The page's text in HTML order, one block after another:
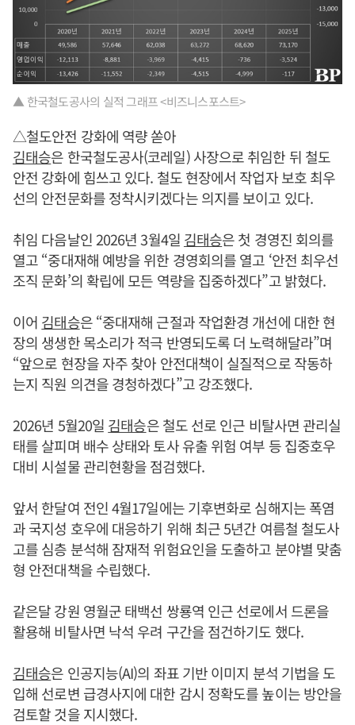
▲ 한국철도공사의 실적 그래프 <비즈니스포스트>
△철도안전 강화에 역량 쏟아
김태승은 한국철도공사(코레일) 사장으로 취임한 뒤 철도
안전 강화에 힘쓰고 있다. 철도 현장에서 작업자 보호 최우
선의 안전문화를 정착시키겠다는 의지를 보이고 있다.
취임 다음날인 2026년 3월4일 김태승은 첫 경영진 회의를
열고 “중대재해 예방을 위한 경영회의를 열고 ‘안전 최우선
조직 문화’의 확립에 모든 역량을 집중하겠다”고 밝혔다.
이어 김태승은 “중대재해 근절과 작업환경 개선에 대한 현
장의 생생한 목소리가 적극 반영되도록 더 노력해달라”며
“앞으로 현장을 자주 찾아 안전대책이 실질적으로 작동하
는지 직원 의견을 경청하겠다”고 강조했다.
2026년 5월20일 김태승은 철도 선로 인근 비탈사면 관리실
태를 살피며 배수 상태와 토사 유출 위험 여부 등 집중호우
대비 시설물 관리현황을 점검했다.
앞서 한달여 전인 4월17일에는 기후변화로 심해지는 폭염
과 국지성 호우에 대응하기 위해 최근 5년간 여름철 철도사
고를 심층 분석해 잠재적 위험요인을 도출하고 분야별 맞춤
형 안전대책을 수립했다.
같은달 강원 영월군 태백선 쌍룡역 인근 선로에서 드론을
활용해 비탈사면 낙석 우려 구간을 점건하기도 했다.
김태승은 인공지능(AI)의 좌표 기반 이미지 분석 기법을 도
입해 선로변 급경사지에 대한 감시 정확도를 높이는 방안을
검토할 것을 지시했다.